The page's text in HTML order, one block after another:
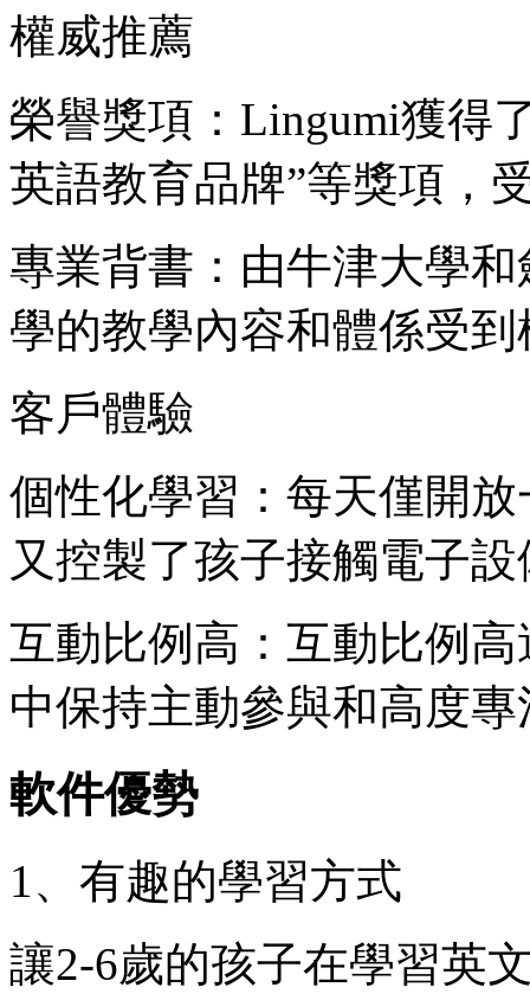
權威推薦
榮譽獎項：Lingumi獲得
英語教育品牌”等獎項，
專業背書：由牛津大學
學的教學內容和體係受
客戶體驗
個性化學習：每天僅開
又控製了孩子接觸電子
互動比例高：互動比例
中保持主動參與和高度專
軟件優勢
1、有趣的學習方式
讓2-6歲的孩子在學習英